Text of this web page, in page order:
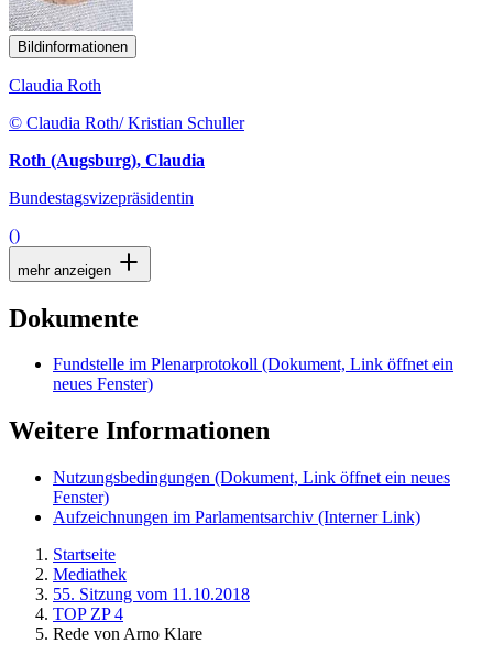
Bildinformationen
Claudia Roth
© Claudia Roth/ Kristian Schuller
Roth (Augsburg), Claudia
Bundestagsvizepräsidentin
()
mehr anzeigen
Dokumente
Fundstelle im Plenarprotokoll (Dokument, Link öffnet ein
neues Fenster)
Weitere Informationen
Nutzungsbedingungen (Dokument, Link öffnet ein neues
Fenster)
Aufzeichnungen im Parlamentsarchiv (Interner Link)
Startseite
Mediathek
55. Sitzung vom 11.10.2018
TOP ZP 4
Rede von Arno Klare